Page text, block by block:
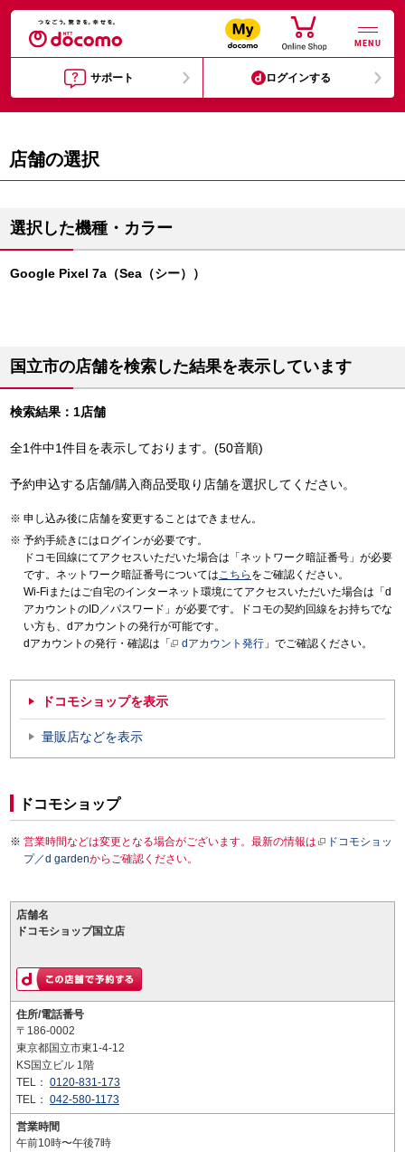
MENU
サポート ログインする
店舗の選択
選択した機種・カラー
Google Pixel 7a（Sea（シー））
国立市の店舗を検索した結果を表示しています
検索結果：1店舗
全1件中1件目を表示しております。(50音順)
予約申込する店舗/購入商品受取り店舗を選択してください。
申し込み後に店舗を変更することはできません。
予約手続きにはログインが必要です。
ドコモ回線にてアクセスいただいた場合は「ネットワーク暗証番号」が必要
です。ネットワーク暗証番号についてはこちら をご確認ください。
Wi-Fiまたはご自宅のインターネット環境にてアクセスいただいた場合は「d
アカウントのID／パスワード」が必要です。ドコモの契約回線をお持ちでな
い方も、dアカウントの発行が可能です。
dアカウントの発行・確認は「
dアカウント発行 」でご確認ください。
ドコモショップを表示
量販店などを表示
ドコモショップ
営業時間などは変更となる場合がございます。最新の情報は
ドコモショッ
プ／d gardenからご確認ください。
店舗名
ドコモショップ国立店
住所/電話番号
〒186-0002
東京都国立市東1-4-12
KS国立ビル 1階
TEL： 0120-831-173
TEL： 042-580-1173
営業時間
午前10時〜午後7時